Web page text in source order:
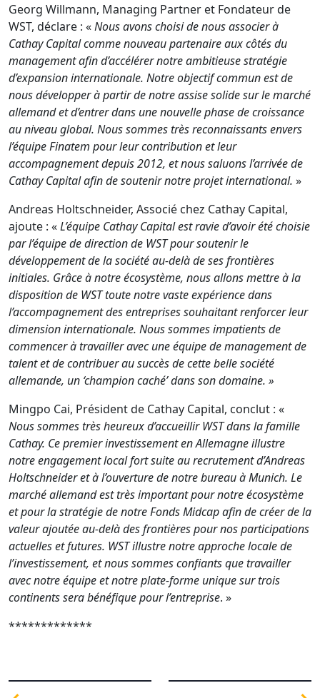
Georg Willmann, Managing Partner et Fondateur de
WST, déclare : «Nous avons choisi de nous associer à
Cathay Capital comme nouveau partenaire aux côtés du
management afin d’accélérer notre ambitieuse stratégie
d’expansion internationale. Notre objectif commun est de
nous développer à partir de notre assise solide sur le marché
allemand et d’entrer dans une nouvelle phase de croissance
au niveau global. Nous sommes très reconnaissants envers
l’équipe Finatem pour leur contribution et leur
accompagnement depuis 2012, et nous saluons l’arrivée de
Cathay Capital afin de soutenir notre projet international. »
Andreas Holtschneider, Associé chez Cathay Capital,
ajoute : «L’équipe Cathay Capital est ravie d’avoir été choisie
par l’équipe de direction de WST pour soutenir le
développement de la société au-delà de ses frontières
initiales. Grâce à notre écosystème, nous allons mettre à la
disposition de WST toute notre vaste expérience dans
l’accompagnement des entreprises souhaitant renforcer leur
dimension internationale. Nous sommes impatients de
commencer à travailler avec une équipe de management de
talent et de contribuer au succès de cette belle société
allemande, un ‘champion caché’ dans son domaine. »
Mingpo Cai, Président de Cathay Capital, conclut : «
Nous sommes très heureux d’accueillir WST dans la famille
Cathay. Ce premier investissement en Allemagne illustre
notre engagement local fort suite au recrutement d’Andreas
Holtschneider et à l’ouverture de notre bureau à Munich. Le
marché allemand est très important pour notre écosystème
et pour la stratégie de notre Fonds Midcap afin de créer de la
valeur ajoutée au-delà des frontières pour nos participations
actuelles et futures. WST illustre notre approche locale de
l’investissement, et nous sommes confiants que travailler
avec notre équipe et notre plate-forme unique sur trois
continents sera bénéfique pour l’entreprise. »
*************